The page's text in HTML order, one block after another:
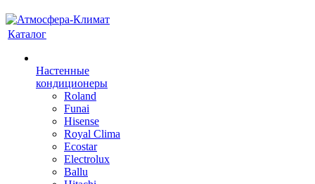
Каталог
Настенные
кондиционеры
Roland
Funai
Hisense
Royal Clima
Ecostar
Electrolux
Ballu